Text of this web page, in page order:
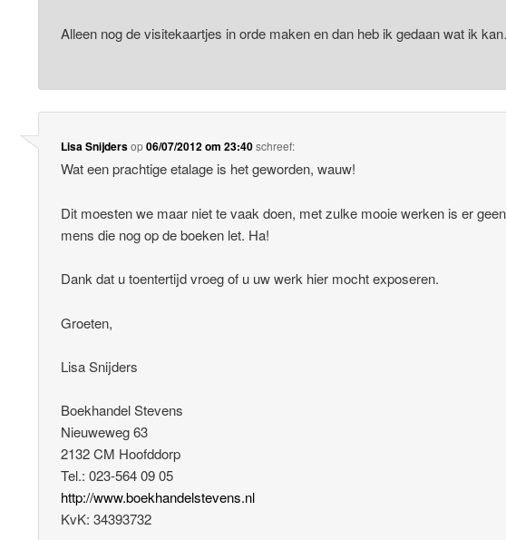
Alleen nog de visitekaartjes in orde maken en dan heb ik gedaan wat ik
Lisa Snijdersop06/07/2012 om 23:40schreef:
Wat een prachtige etalage is het geworden, wauw!
Dit moesten we maar niet te vaak doen, met zulke mooie werken is er geen
mens die nog op de boeken let. Ha!
Dank dat u toentertijd vroeg of u uw werk hier mocht exposeren.
Groeten,
Lisa Snijders
Boekhandel Stevens
Nieuweweg 63
2132 CM Hoofddorp
Tel.: 023-564 09 05
http://www.boekhandelstevens.nl
KvK: 34393732